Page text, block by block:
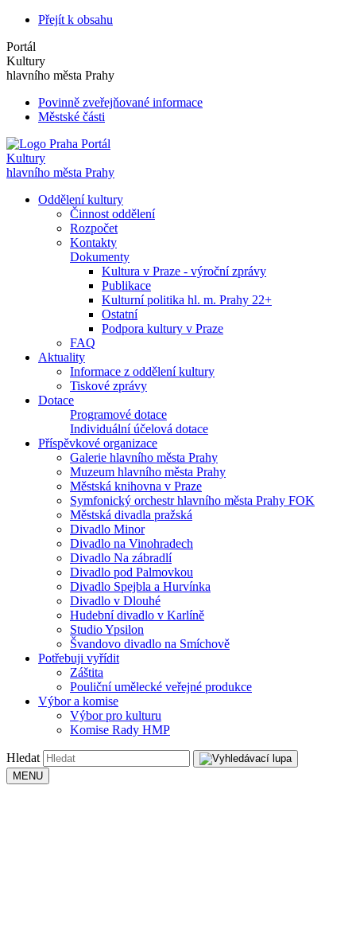
Přejít k obsahu
Portál
Kultury
hlavního města Prahy
Povinně zveřejňované informace
Městské části
Portál
Kultury
hlavního města Prahy
Oddělení kultury
Činnost oddělení
Rozpočet
Kontakty
Dokumenty
Kultura v Praze - výroční zprávy
Publikace
Kulturní politika hl. m. Prahy 22+
Ostatní
Podpora kultury v Praze
FAQ
Aktuality
Informace z oddělení kultury
Tiskové zprávy
Dotace
Programové dotace
Individuální účelová dotace
Příspěvkové organizace
Galerie hlavního města Prahy
Muzeum hlavního města Prahy
Městská knihovna v Praze
Symfonický orchestr hlavního města Prahy FOK
Městská divadla pražská
Divadlo Minor
Divadlo na Vinohradech
Divadlo Na zábradlí
Divadlo pod Palmovkou
Divadlo Spejbla a Hurvínka
Divadlo v Dlouhé
Hudební divadlo v Karlíně
Studio Ypsilon
Švandovo divadlo na Smíchově
Potřebuji vyřídit
Záštita
Pouliční umělecké veřejné produkce
Výbor a komise
Výbor pro kulturu
Komise Rady HMP
Hledat
MENU